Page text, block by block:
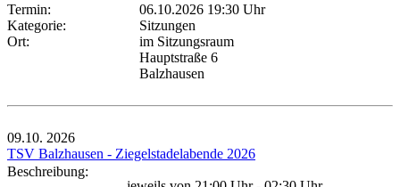
Termin:
06.10.2026 19:30 Uhr
Kategorie:
Sitzungen
Ort:
im Sitzungsraum
Hauptstraße 6
Balzhausen
09.10. 2026
TSV Balzhausen - Ziegelstadelabende 2026
Beschreibung: